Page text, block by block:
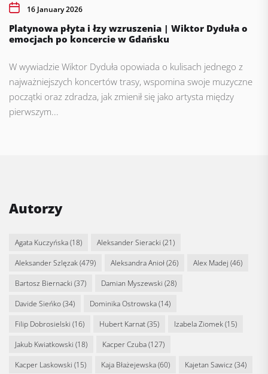
16 January 2026
Platynowa płyta i łzy wzruszenia | Wiktor Dyduła o
emocjach po koncercie w Gdańsku
W wywiadzie Wiktor Dyduła opowiada o kulisach jednego z
najważniejszych koncertów trasy, wspomina swoje muzyczne
początki oraz zdradza, jak zmienił się jako artysta między
pierwszym...
Autorzy
Agata Kuczyńska(18) Aleksander Sieracki (21)
Aleksander Szlęzak(479) Aleksandra Anioł(26) Alex Madej (46)
Bartosz Biernacki (37) Damian Myszewski (28)
Davide Sieńko(34) Dominika Ostrowska(14)
Filip Dobrosielski (16) Hubert Karnat(35) Izabela Ziomek(15)
Jakub Kwiatkowski (18) Kacper Czuba(127)
Kacper Laskowski (15) Kaja Błażejewska(60) Kajetan Sawicz (34)